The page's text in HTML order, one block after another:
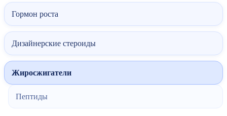
Гормон роста
Дизайнерские стероиды
Жиросжигатели
Пептиды